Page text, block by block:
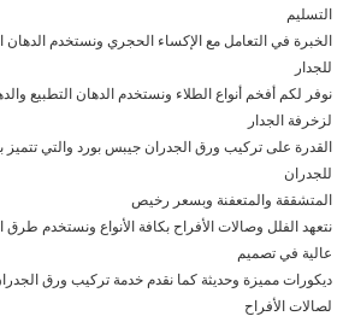
التسليم
الخبرة في التعامل مع الإكساء الحجري ونستخدم
للجدار
نوفر لكم أفخم أنواع الطلاء ونستخدم الدهان التطبيع
لزخرفة الجدار
القدرة على تركيب ورق الجدران جيبس بورد والتي
للجدران
المتشققة والمتعفنة وبسعر رخيص
نتعهد الفلل وصالات الأفراح بكافة الأنواع ونستخدم طرق
عالية في تصميم
ديكورات مميزة وحديثة كما نقدم خدمة تركيب ورق
لصالات الأفراح